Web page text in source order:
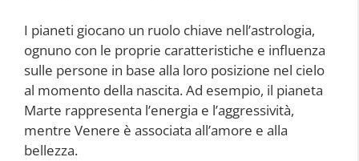
I pianeti giocano un ruolo chiave nell’astrologia,
ognuno con le proprie caratteristiche e influenza
sulle persone in base alla loro posizione nel cielo
al momento della nascita. Ad esempio, il pianeta
Marte rappresenta l’energia e l’aggressività,
mentre Venere è associata all’amore e alla
bellezza.